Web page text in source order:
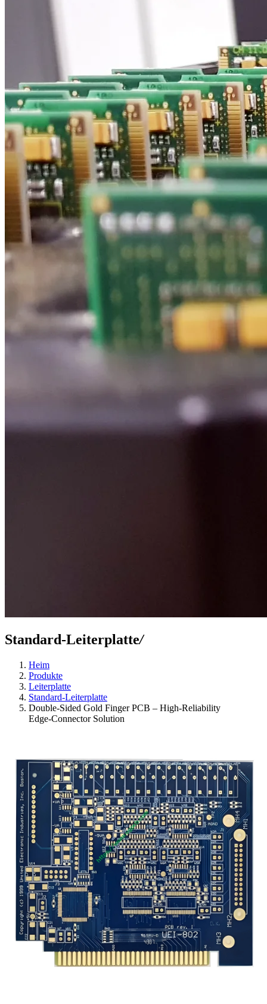
Standard-Leiterplatte/
Heim
Produkte
Leiterplatte
Standard-Leiterplatte
Double‑Sided Gold Finger PCB – High‑Reliability
Edge‑Connector Solution